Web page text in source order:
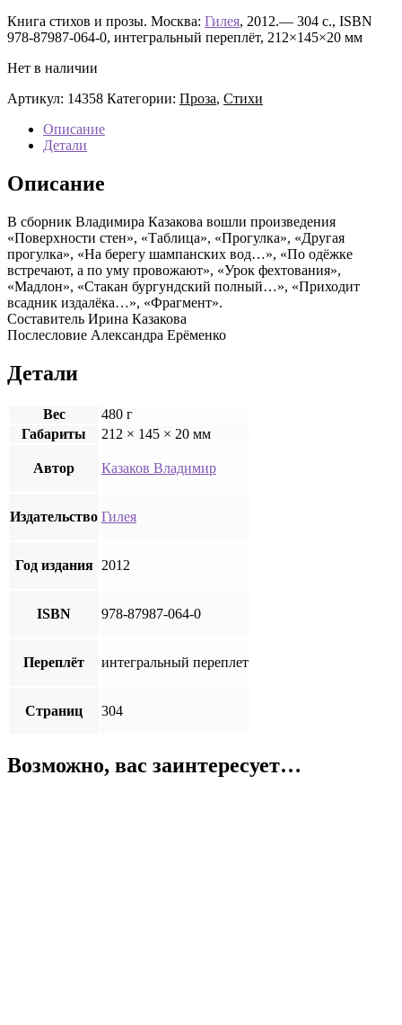
Книга стихов и прозы. Москва: Гилея, 2012.— 304 с., ISBN
978-87987-064-0, интегральный переплёт, 212×145×20 мм
Нет в наличии
Артикул: 14358 Категории: Проза, Стихи
Описание
Детали
Описание
В сборник Владимира Казакова вошли произведения
«Поверхности стен», «Таблица», «Прогулка», «Другая
прогулка», «На берегу шампанских вод…», «По одёжке
встречают, а по уму провожают», «Урок фехтования»,
«Мадлон», «Стакан бургундский полный…», «Приходит
всадник издалёка…», «Фрагмент».
Составитель Ирина Казакова
Послесловие Александра Ерёменко
Детали
Вес
480 г
Габариты
212 × 145 × 20 мм
Автор Казаков Владимир
Издательство Гилея
Год издания 2012
ISBN 978-87987-064-0
Переплёт интегральный переплет
Страниц 304
Возможно, вас заинтересует…